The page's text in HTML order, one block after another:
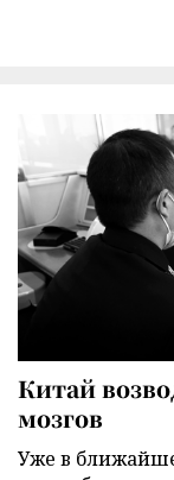
Китай
мозгов
Уже в